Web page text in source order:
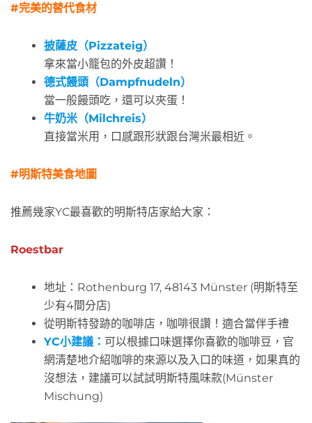
#完美的替代食材
披薩皮（Pizzateig）
拿來當小籠包的外皮超讚！
德式饅頭（Dampfnudeln）
當一般饅頭吃，還可以夾蛋！
牛奶米（Milchreis）
直接當米用，口感跟形狀跟台灣米最相近。
#明斯特美食地圖
推薦幾家YC最喜歡的明斯特店家給大家：
Roestbar
地址：Rothenburg 17, 48143 Münster (明斯特至
少有4間分店)
從明斯特發跡的咖啡店，咖啡很讚！適合當伴手禮
YC小建議： 可以根據口味選擇你喜歡的咖啡豆，官
網清楚地介紹咖啡的來源以及入口的味道，如果真的
沒想法，建議可以試試明斯特風味款(Münster
Mischung)